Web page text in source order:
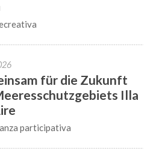
für die Zukunft
Illa
participativa